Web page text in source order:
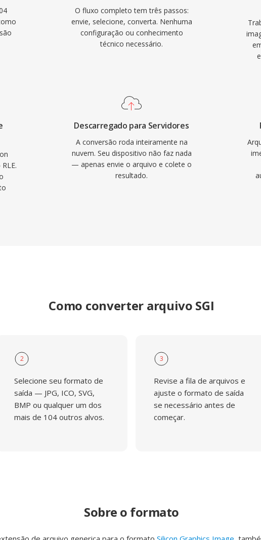
O fluxo completo tem três passos:
envie, selecione, converta. Nenhuma
configuração ou conhecimento
técnico necessário.
Descarregado para Servidores
A conversão roda inteiramente na
nuvem. Seu dispositivo não faz nada
— apenas envie o arquivo e colete o
resultado.
Como converter arquivo SGI
2
Selecione seu formato de
saída — JPG, ICO, SVG,
BMP ou qualquer um dos
mais de 104 outros alvos.
3
Revise a fila de arquivos e
ajuste o formato de saída
se necessário antes de
começar.
Sobre o formato